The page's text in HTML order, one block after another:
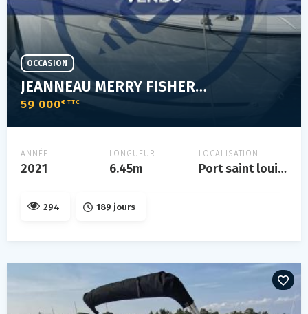
JEANNEAU MERRY FISHER 695 SÉRIE 2
59 000€ TTC
OCCASION
ANNÉE
2021
LONGUEUR
6.45m
LOCALISATION
Port saint louis du rhône
294 189 jours